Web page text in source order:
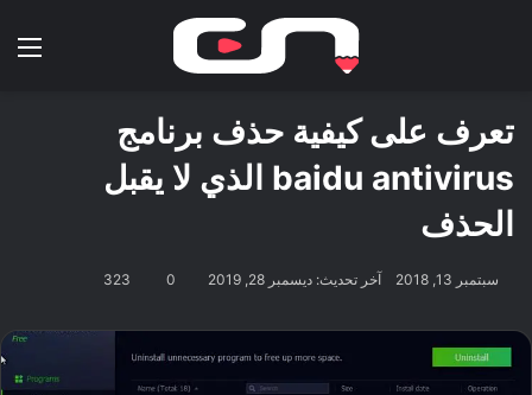
تعرف على كيفية حذف برنامج
baidu antivirus الذي لا يقبل
الحذف
سبتمبر 13, 2018 آخر تحديث: ديسمبر 28, 2019 0
323